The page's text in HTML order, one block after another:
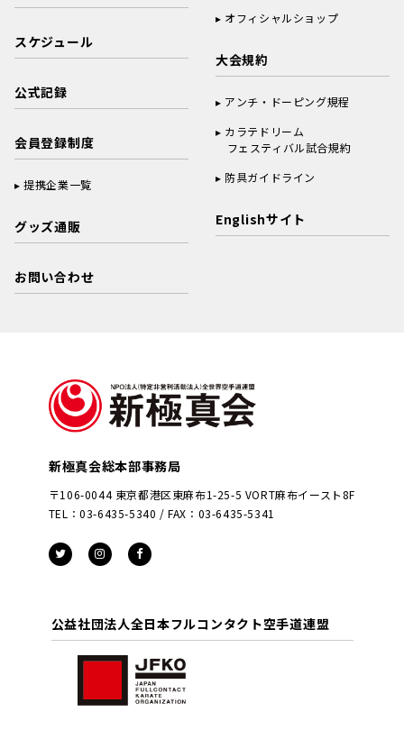
スケジュール
公式記録
会員登録制度
提携企業一覧
グッズ通販
お問い合わせ
オフィシャルショップ
大会規約
アンチ・ドーピング規程
カラテドリーム
フェスティバル試合規約
防具ガイドライン
Englishサイト
新極真会総本部事務局
〒106-0044 東京都港区東麻布1-25-5 VORT麻布イースト8F
TEL：03-6435-5340 / FAX：03-6435-5341
公益社団法人全日本フルコンタクト空手道連盟